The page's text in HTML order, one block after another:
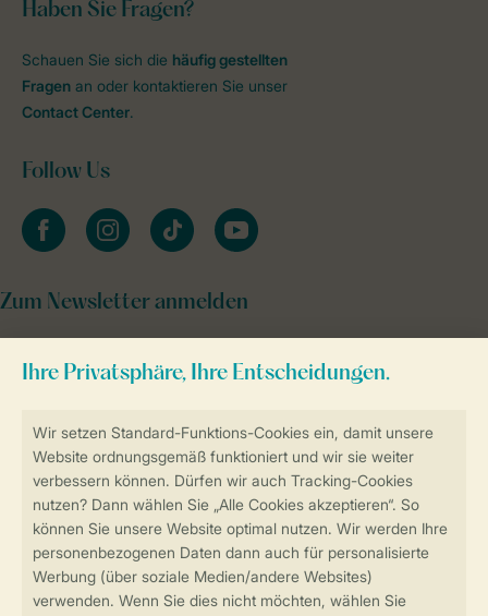
Sicher und schnell zur Online-Buchung
Sichere Datenübertragung
Sicheres Bezahlen
Haben Sie Fragen?
Schauen Sie sich die häufig gestellten
Fragen an oder kontaktieren Sie unser
Contact Center.
Follow Us
facebookinstagramtiktok youtube
Zum Newsletter anmelden